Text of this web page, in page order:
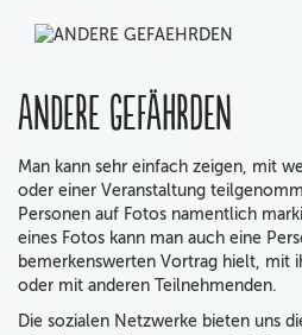
Andere gefährden
Man kann sehr einfach zeigen, mit
oder einer Veranstaltung
Personen auf Fotos namentlich
eines Fotos kann man auch eine
bemerkenswerten Vortrag hielt, mit
oder mit anderen Teilnehmenden.
Die sozialen Netzwerke bieten uns